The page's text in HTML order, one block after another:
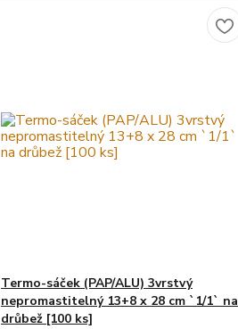
Termo-sáček (PAP/ALU) 3vrstvý
nepromastitelný 13+8 x 28 cm `1/1` na
drůbež [100 ks]